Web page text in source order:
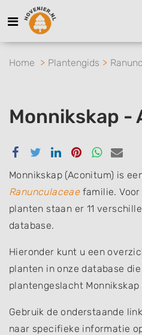
Home Plantengids
Monnikskap -
Delen
Facebook
Delen
Twitter
Delen
Linkedin
Delen
Pinterest
DelenDelen
email
Monnikskap (Aconitum) is
Ranunculaceaefamilie.
planten staan er 11
database.
Hieronder kunt u een
planten in onze database
plantengeslacht Monnikskap
Gebruik de onderstaande
naar specifieke informatie